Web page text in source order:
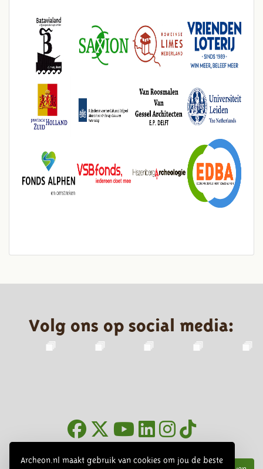
Archeon.nl maakt gebruik van cookies om jou de beste
Volg ons op social media: